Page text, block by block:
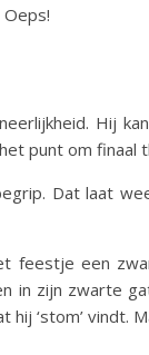
Hij
punt om finaal
Dat laat
feestje een
in zijn zwarte
‘stom’ vindt.